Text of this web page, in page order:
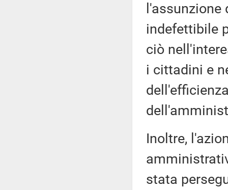
indefettibile
ciò
i cittadini e
Inoltre,
stata